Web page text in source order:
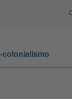
colonialismo